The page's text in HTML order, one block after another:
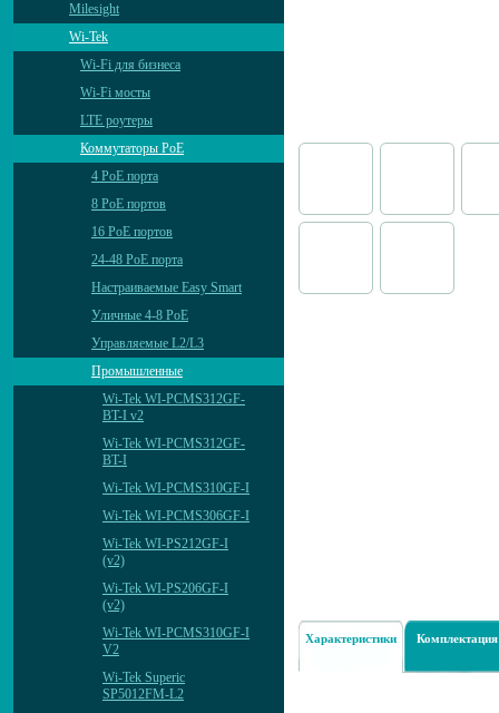
Milesight
Wi-Tek
Wi-Fi для бизнеса
Wi-Fi мосты
LTE роутеры
Коммутаторы PoE
4 PoE порта
8 PoE портов
16 PoE портов
24-48 PoE порта
Настраиваемые Easy Smart
Уличные 4-8 PoE
Управляемые L2/L3
Промышленные
Wi-Tek WI-PCMS312GF-
BT-I v2
Wi-Tek WI-PCMS312GF-
BT-I
Wi-Tek WI-PCMS310GF-I
Wi-Tek WI-PCMS306GF-I
Wi-Tek WI-PS212GF-I
(v2)
Wi-Tek WI-PS206GF-I
(v2)
Wi-Tek WI-PCMS310GF-I
V2
Wi-Tek Superic
SP5012FM-L2
Характеристики Комплектация